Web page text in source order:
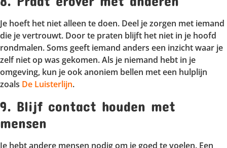
Je hoeft het niet alleen te doen. Deel je zorgen met iemand
die je vertrouwt. Door te praten blijft het niet in je hoofd
rondmalen. Soms geeft iemand anders een inzicht waar je
zelf niet op was gekomen. Als je niemand hebt in je
omgeving, kun je ook anoniem bellen met een hulplijn
zoals De Luisterlijn.
9. Blijf contact houden met
mensen
Je hebt andere mensen nodig om je goed te voelen. Een